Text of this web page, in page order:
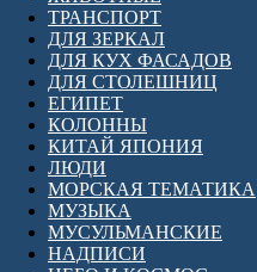
ТРАНСПОРТ
ДЛЯ ЗЕРКАЛ
ДЛЯ КУХ ФАСАДОВ
ДЛЯ СТОЛЕШНИЦ
ЕГИПЕТ
КОЛОННЫ
КИТАЙ ЯПОНИЯ
ЛЮДИ
МОРСКАЯ ТЕМАТИКА
МУЗЫКА
МУСУЛЬМАНСКИЕ
НАДПИСИ